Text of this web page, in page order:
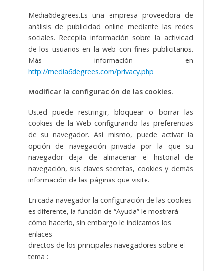
Media6degrees.Es una empresa proveedora de
análisis de publicidad online mediante las redes
sociales. Recopila información sobre la actividad
de los usuarios en la web con fines publicitarios.
Más información en
http://media6degrees.com/privacy.php
Modificar la configuración de las cookies.
Usted puede restringir, bloquear o borrar las
cookies de la Web configurando las preferencias
de su navegador. Así mismo, puede activar la
opción de navegación privada por la que su
navegador deja de almacenar el historial de
navegación, sus claves secretas, cookies y demás
información de las páginas que visite.
En cada navegador la configuración de las cookies
es diferente, la función de “Ayuda” le mostrará
cómo hacerlo, sin embargo le indicamos los
enlaces
directos de los principales navegadores sobre el
tema :